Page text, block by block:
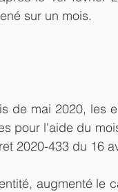
sur un mois.
de mai 2020, les
pour l'aide du
2020-433 du 16
augmenté le